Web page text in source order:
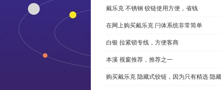
戴乐克 不锈钢 铰链使用方便，省钱
在网上购买戴乐克 闩体系统非常简单
白银 拉紧锁专线，方便客商
本溪 视窗推荐，推荐之一
购买戴乐克 隐藏式铰链，因为只有精选 隐